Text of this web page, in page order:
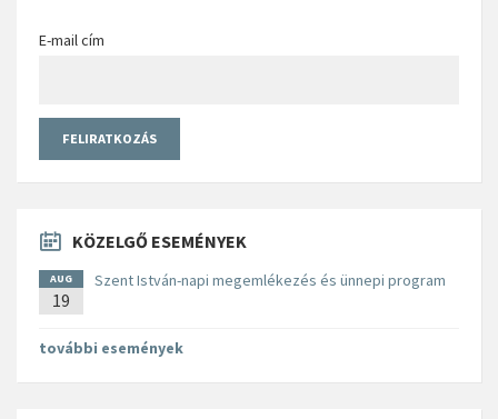
E-mail cím
KÖZELGŐ ESEMÉNYEK
AUG
19
Szent István-napi megemlékezés és ünnepi program
további események